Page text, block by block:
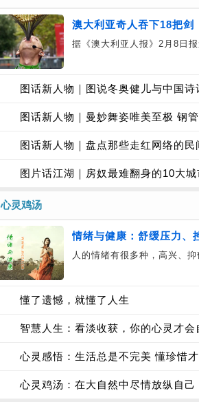
澳大利亚奇人吞下18把剑
据《澳大利亚人报》2月8日
图话新人物｜图说冬奥健儿与中国诗
图话新人物｜曼妙舞姿唯美至极 钢
图话新人物｜盘点那些走红网络的民
图片话江湖｜房奴最难翻身的10大
心灵鸡汤
情绪与健康：舒缓压力、
人的情绪有很多种，高兴、
懂了遗憾，就懂了人生
智慧人生：看淡收获，你的心灵才会
心灵感悟：生活总是不完美 懂珍惜
心灵鸡汤：在大自然中尽情放纵自己